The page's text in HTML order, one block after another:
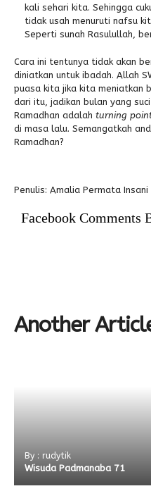
kali sehari kita. Sehingga
tidak usah menuruti nafsu
Seperti sunah Rasulullah,
Cara ini tentunya tidak akan
diniatkan untuk ibadah. Allah
puasa kita jika kita meniatkan
dari itu, jadikan bulan yang
Ramadhan adalah turning
di masa lalu. Semangatkah
Ramadhan?
Penulis: Amalia Permata Insani
Facebook Comments
Another
By : rudytik
Wisuda Padmanaba 71